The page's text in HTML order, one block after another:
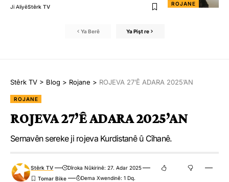
ROJANE
Ji AliyêStêrk TV
Ya Berê Ya Pişt re
Stêrk TV > Blog > Rojane > ROJEVA 27’Ê ADARA 2025’AN
ROJANE
ROJEVA 27’Ê ADARA 2025’AN
Sernavên sereke ji rojeva Kurdistanê û Cîhanê.
Stêrk TV
Dîroka Nûkirinê: 27. Adar 2025
Dema Xwendinê: 1 Dq.